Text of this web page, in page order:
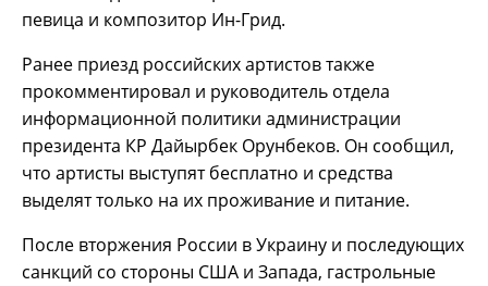
певица и композитор Ин-Грид.
Ранее приезд российских артистов также
прокомментировал и руководитель отдела
информационной политики администрации
президента КР Дайырбек Орунбеков. Он сообщил,
что артисты выступят бесплатно и средства
выделят только на их проживание и питание.
После вторжения России в Украину и последующих
санкций со стороны США и Запада, гастрольные